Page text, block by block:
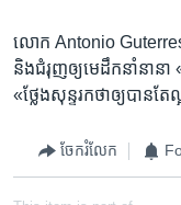
លោក Antonio
និង​ជំរុញ​ឲ្យ​មេដឹកនាំ​នានា
«ថ្លែង​សុន្ទរកថា​ឲ្យ​បាន​ត
ចែករំលែក